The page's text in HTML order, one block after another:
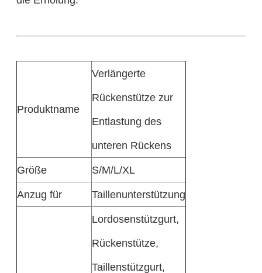
Produktname
Verlängerte
Rückenstütze zur
Entlastung des
unteren Rückens
Größe
S/M/L/XL
Anzug für
Taillenunterstützung
Lordosenstützgurt,
Rückenstütze,
Taillenstützgurt,